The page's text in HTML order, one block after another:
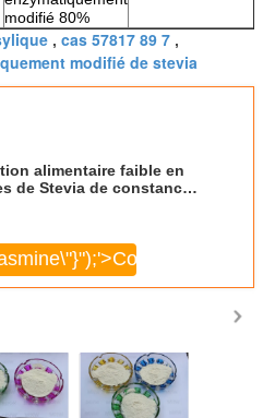
modifié 80%
, cas 57817 89 7 ,
modifié de stevia
alimentaire faible en
de Stevia de constance
Continuer